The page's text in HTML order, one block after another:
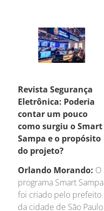
Revista Segurança
Eletrônica: Poderia
contar um pouco
como surgiu o Smart
Sampa e o propósito
do projeto?
Orlando Morando: O
programa Smart Sampa
foi criado pelo prefeito
da cidade de São Paulo